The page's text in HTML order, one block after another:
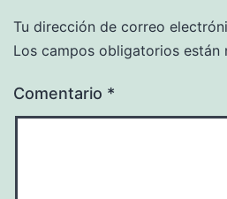
Tu dirección de correo
Los campos obligatorios están
Comentario *